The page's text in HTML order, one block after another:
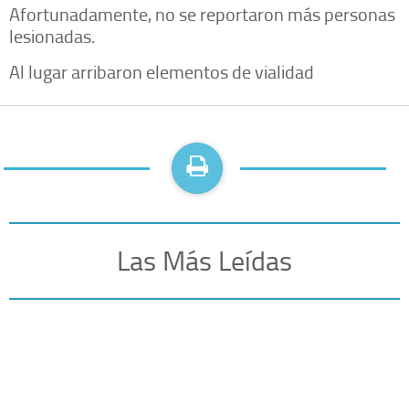
Afortunadamente, no se reportaron más personas
lesionadas.
Al lugar arribaron elementos de vialidad
Las Más Leídas